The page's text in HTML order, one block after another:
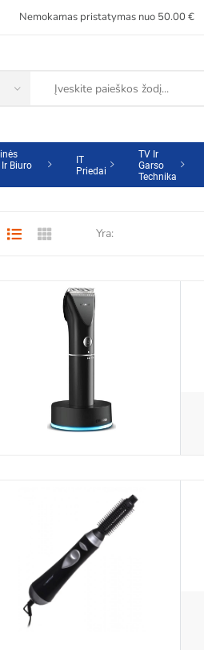
Nemokamas pristatymas nuo 50.00 €
Biuro
IT
Priedai
TV Ir
Garso
Technika
Yra: